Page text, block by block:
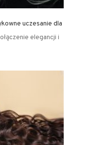
uczesanie dla
elegancji i